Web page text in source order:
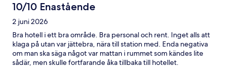
10/10 Enastående
2 juni 2026
Bra hotell i ett bra område. Bra personal och rent. Inget alls att
klaga på utan var jättebra, nära till station med. Enda negativa
om man ska säga något var mattan i rummet som kändes lite
sådär, men skulle fortfarande åka tillbaka till hotellet.